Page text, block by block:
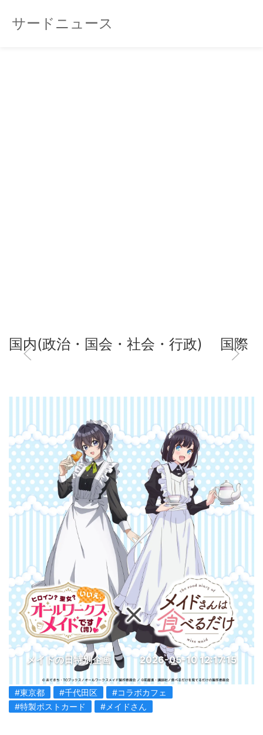
サードニュース
国内(政治・国会・社会・行政) 国際
メイドの日特別企画 2026-05-10 12:17:15
#東京都 #千代田区
#コラボカフェ
#特製ポストカード
#メイドさん